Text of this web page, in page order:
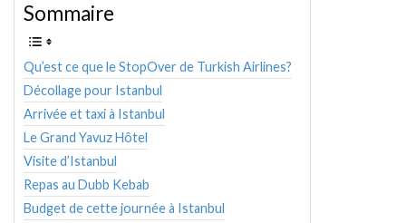
Sommaire
Qu’est ce que le StopOver de Turkish Airlines?
Décollage pour Istanbul
Arrivée et taxi à Istanbul
Le Grand Yavuz Hôtel
Visite d’Istanbul
Repas au Dubb Kebab
Budget de cette journée à Istanbul
AMÉRIQUE DU SUD
TOUR DU MONDE 2020-2021
CONTACT